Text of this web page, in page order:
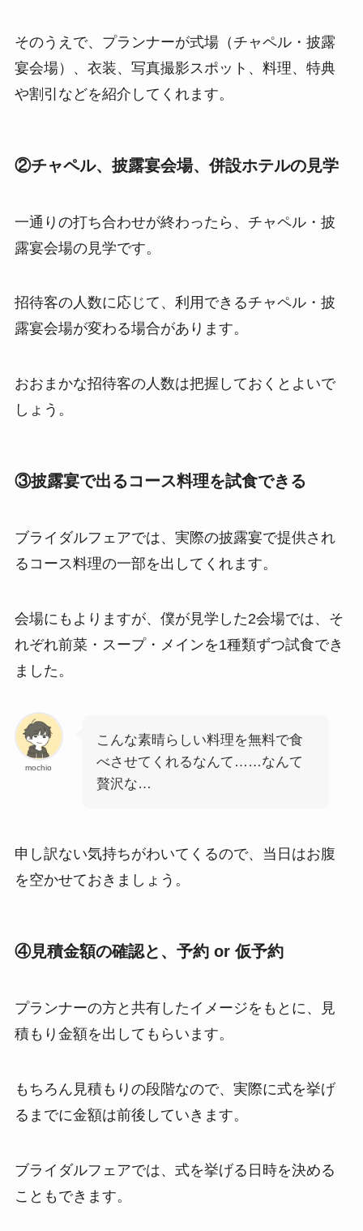
そのうえで、プランナーが式場（チャペル・披露
宴会場）、衣装、写真撮影スポット、料理、特典
や割引などを紹介してくれます。
②チャペル、披露宴会場、併設ホテルの見学
一通りの打ち合わせが終わったら、チャペル・披
露宴会場の見学です。
招待客の人数に応じて、利用できるチャペル・披
露宴会場が変わる場合があります。
おおまかな招待客の人数は把握しておくとよいで
しょう。
③披露宴で出るコース料理を試食できる
ブライダルフェアでは、実際の披露宴で提供され
るコース料理の一部を出してくれます。
会場にもよりますが、僕が見学した2会場では、そ
れぞれ前菜・スープ・メインを1種類ずつ試食でき
ました。
mochio
こんな素晴らしい料理を無料で食
べさせてくれるなんて……なんて
贅沢な…
申し訳ない気持ちがわいてくるので、当日はお腹
を空かせておきましょう。
④見積金額の確認と、予約 or 仮予約
プランナーの方と共有したイメージをもとに、見
積もり金額を出してもらいます。
もちろん見積もりの段階なので、実際に式を挙げ
るまでに金額は前後していきます。
ブライダルフェアでは、式を挙げる日時を決める
こともできます。